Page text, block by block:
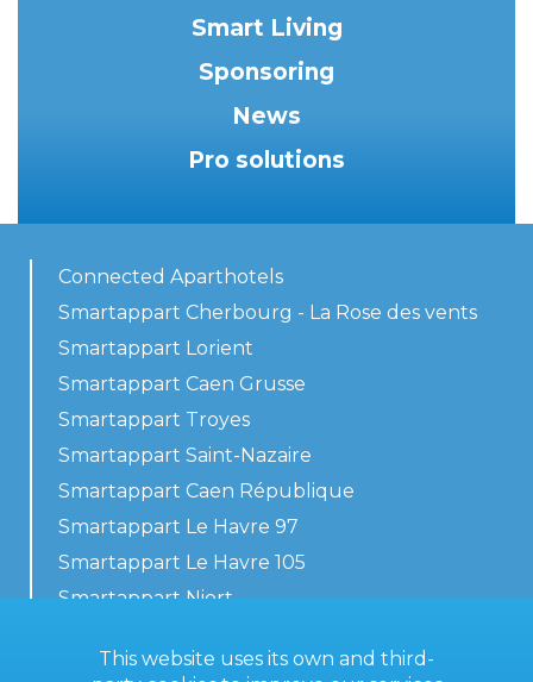
Smart Living
Sponsoring
News
Pro solutions
Connected Aparthotels
Smartappart Cherbourg - La Rose des vents
Smartappart Lorient
Smartappart Caen Grusse
Smartappart Troyes
Smartappart Saint-Nazaire
Smartappart Caen République
Smartappart Le Havre 97
Smartappart Le Havre 105
Smartappart Niort
This website uses its own and third-